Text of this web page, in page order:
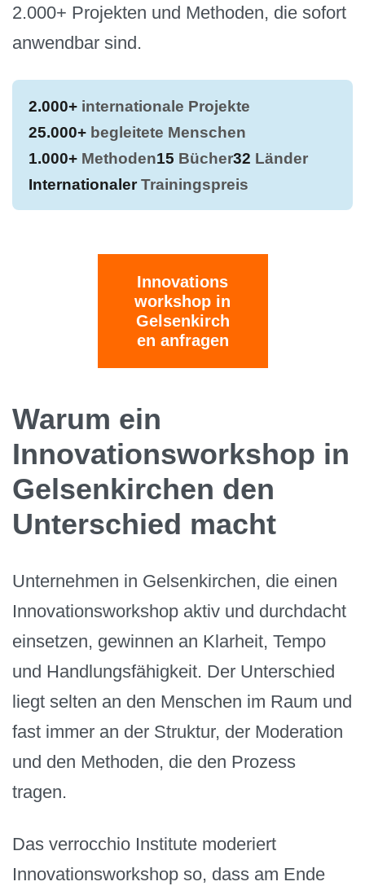
2.000+ Projekten und Methoden, die sofort
anwendbar sind.
2.000+ internationale Projekte
25.000+ begleitete Menschen
1.000+ Methoden15 Bücher32 Länder
InternationalerTrainingspreis
Innovations
workshop in
Gelsenkirch
en anfragen
Warum ein
Innovationsworkshop in
Gelsenkirchen den
Unterschied macht
Unternehmen in Gelsenkirchen, die einen
Innovationsworkshop aktiv und durchdacht
einsetzen, gewinnen an Klarheit, Tempo
und Handlungsfähigkeit. Der Unterschied
liegt selten an den Menschen im Raum und
fast immer an der Struktur, der Moderation
und den Methoden, die den Prozess
tragen.
Das verrocchio Institute moderiert
Innovationsworkshop so, dass am Ende